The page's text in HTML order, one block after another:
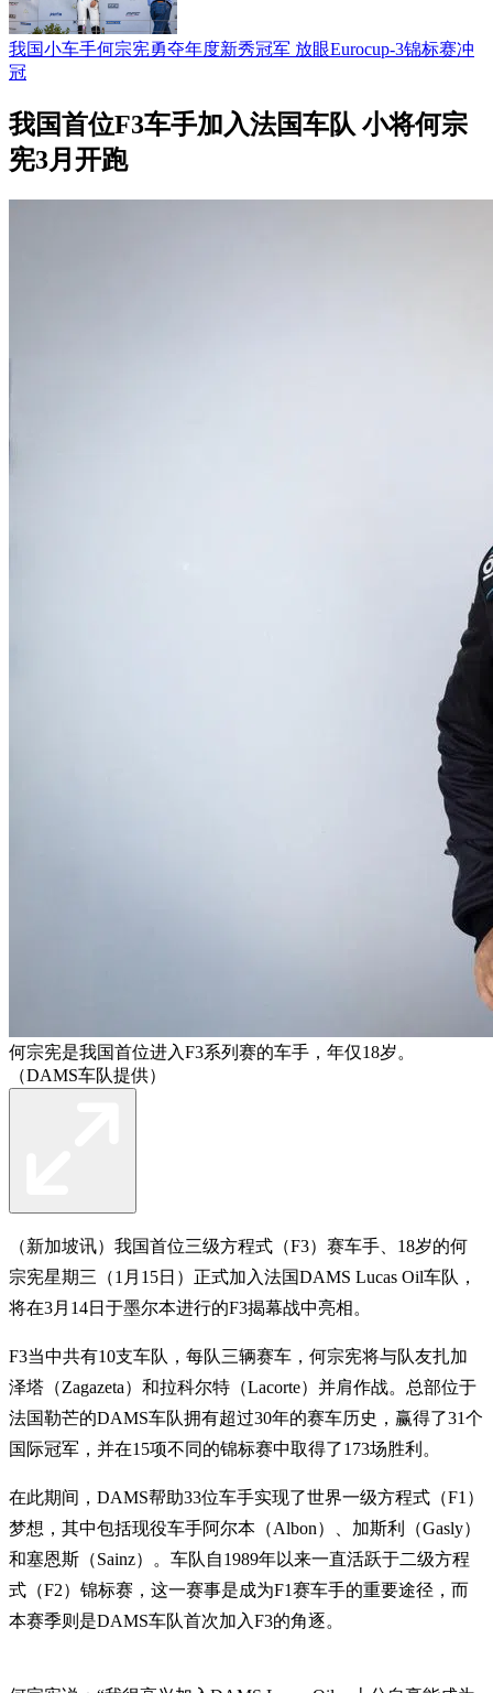
我国小车手何宗宪勇夺年度新秀冠军 放眼Eurocup-3锦标赛冲
冠
我国首位F3车手加入法国车队 小将何宗
宪3月开跑
何宗宪是我国首位进入F3系列赛的车手，年仅18岁。
（DAMS车队提供）
（新加坡讯）我国首位三级方程式（F3）赛车手、18岁的何
宗宪星期三（1月15日）正式加入法国DAMS Lucas Oil车队，
将在3月14日于墨尔本进行的F3揭幕战中亮相。
F3当中共有10支车队，每队三辆赛车，何宗宪将与队友扎加
泽塔（Zagazeta）和拉科尔特（Lacorte）并肩作战。总部位于
法国勒芒的DAMS车队拥有超过30年的赛车历史，赢得了31个
国际冠军，并在15项不同的锦标赛中取得了173场胜利。
在此期间，DAMS帮助33位车手实现了世界一级方程式（F1）
梦想，其中包括现役车手阿尔本（Albon）、加斯利（Gasly）
和塞恩斯（Sainz）。车队自1989年以来一直活跃于二级方程
式（F2）锦标赛，这一赛事是成为F1赛车手的重要途径，而
本赛季则是DAMS车队首次加入F3的角逐。